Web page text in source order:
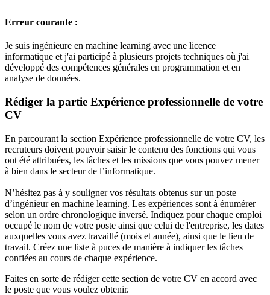
Erreur courante :
Je suis ingénieure en machine learning avec une licence
informatique et j'ai participé à plusieurs projets techniques où j'ai
développé des compétences générales en programmation et en
analyse de données.
Rédiger la partie Expérience professionnelle de votre
CV
En parcourant la section Expérience professionnelle de votre CV, les
recruteurs doivent pouvoir saisir le contenu des fonctions qui vous
ont été attribuées, les tâches et les missions que vous pouvez mener
à bien dans le secteur de l’informatique.
N’hésitez pas à y souligner vos résultats obtenus sur un poste
d’ingénieur en machine learning. Les expériences sont à énumérer
selon un ordre chronologique inversé. Indiquez pour chaque emploi
occupé le nom de votre poste ainsi que celui de l'entreprise, les dates
auxquelles vous avez travaillé (mois et année), ainsi que le lieu de
travail. Créez une liste à puces de manière à indiquer les tâches
confiées au cours de chaque expérience.
Faites en sorte de rédiger cette section de votre CV en accord avec
le poste que vous voulez obtenir.